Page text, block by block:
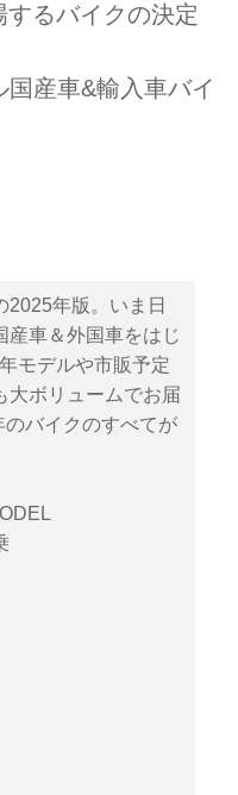
るバイクの決定
産車&輸入車バイ
年版。いま日
産車＆外国車をはじ
モデルや市販予定
大ボリュームでお届
バイクのすべてが